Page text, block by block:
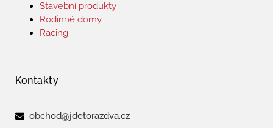
Stavební produkty
Rodinné domy
Racing
Kontakty
obchod@jdetorazdva.cz